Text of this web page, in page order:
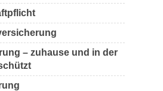
– zuhause und in der